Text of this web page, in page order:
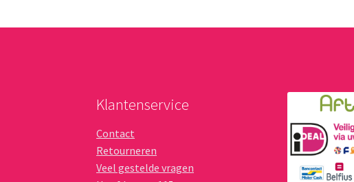
Klantenservice
Contact
Retourneren
Veel gestelde vragen